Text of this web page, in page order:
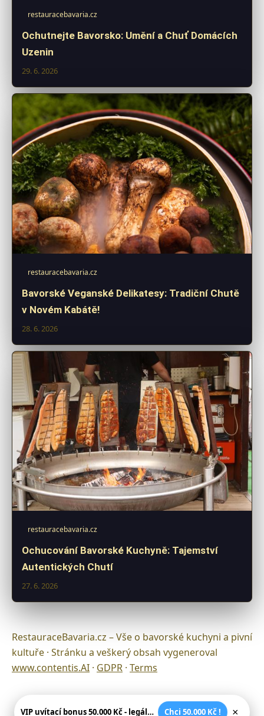
restauracebavaria.cz
Ochutnejte Bavorsko: Umění a Chuť Domácích
Uzenin
29. 6. 2026
restauracebavaria.cz
Bavorské Veganské Delikatesy: Tradiční Chutě
v Novém Kabátě!
28. 6. 2026
restauracebavaria.cz
Ochucování Bavorské Kuchyně: Tajemství
Autentických Chutí
27. 6. 2026
RestauraceBavaria.cz – Vše o bavorské kuchyni a pivní
kultuře · Stránku a veškerý obsah vygeneroval
www.contentis.AI · GDPR · Terms
VIP uvítací bonus 50.000 Kč - legální české kasíno Chci 50.000 Kč ! ×